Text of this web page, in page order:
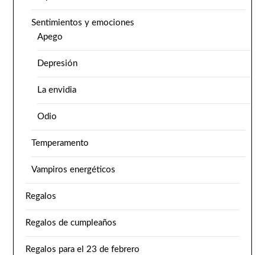
Sentimientos y emociones
Apego
Depresión
La envidia
Odio
Temperamento
Vampiros energéticos
Regalos
Regalos de cumpleaños
Regalos para el 23 de febrero